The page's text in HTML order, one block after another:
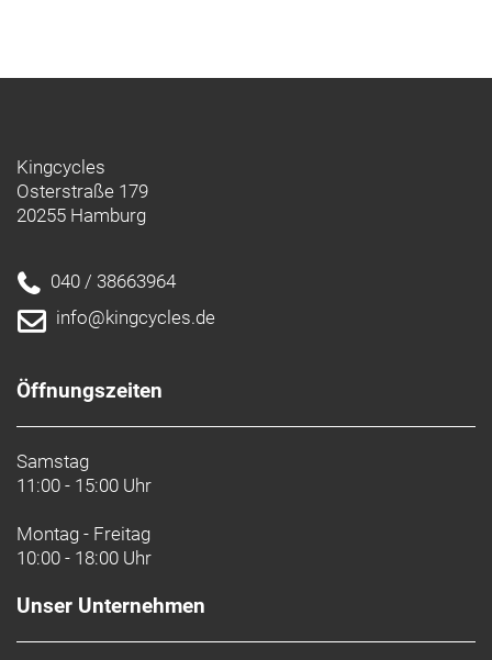
Kingcycles
Osterstraße 179
20255 Hamburg
040 / 38663964
info@kingcycles.de
Öffnungszeiten
Samstag
11:00 - 15:00 Uhr
Montag - Freitag
10:00 - 18:00 Uhr
Unser Unternehmen